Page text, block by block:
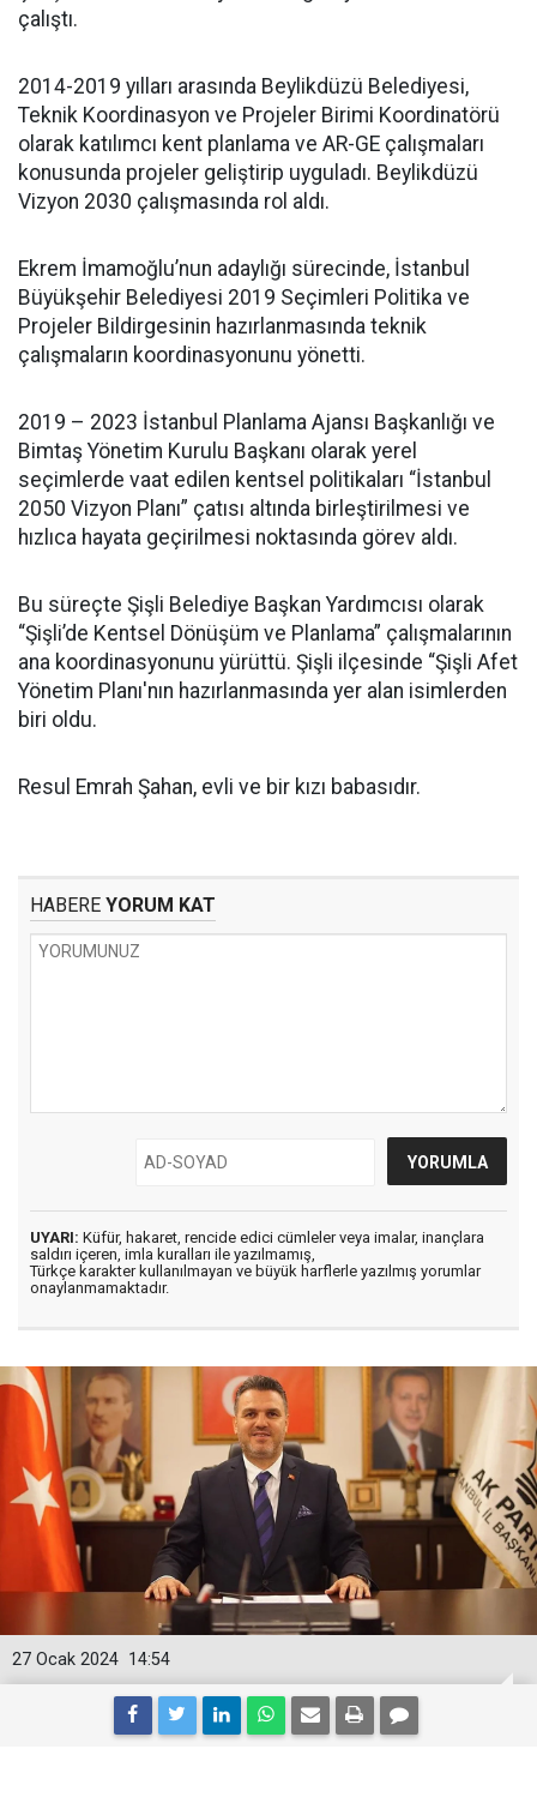
çalıştı.
2014-2019 yılları arasında Beylikdüzü Belediyesi,
Teknik Koordinasyon ve Projeler Birimi Koordinatörü
olarak katılımcı kent planlama ve AR-GE çalışmaları
konusunda projeler geliştirip uyguladı. Beylikdüzü
Vizyon 2030 çalışmasında rol aldı.
Ekrem İmamoğlu’nun adaylığı sürecinde, İstanbul
Büyükşehir Belediyesi 2019 Seçimleri Politika ve
Projeler Bildirgesinin hazırlanmasında teknik
çalışmaların koordinasyonunu yönetti.
2019 – 2023 İstanbul Planlama Ajansı Başkanlığı ve
Bimtaş Yönetim Kurulu Başkanı olarak yerel
seçimlerde vaat edilen kentsel politikaları “İstanbul
2050 Vizyon Planı” çatısı altında birleştirilmesi ve
hızlıca hayata geçirilmesi noktasında görev aldı.
Bu süreçte Şişli Belediye Başkan Yardımcısı olarak
“Şişli’de Kentsel Dönüşüm ve Planlama” çalışmalarının
ana koordinasyonunu yürüttü. Şişli ilçesinde “Şişli Afet
Yönetim Planı'nın hazırlanmasında yer alan isimlerden
biri oldu.
Resul Emrah Şahan, evli ve bir kızı babasıdır.
HABERE YORUM KAT
UYARI: Küfür, hakaret, rencide edici cümleler veya imalar, inançlara
saldırı içeren, imla kuralları ile yazılmamış,
Türkçe karakter kullanılmayan ve büyük harflerle yazılmış yorumlar
onaylanmamaktadır.
14:54
27 Ocak 2024